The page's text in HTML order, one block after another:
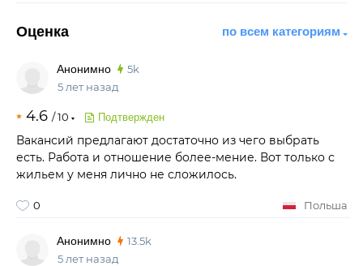
Оценка по всем категориям
Анонимно
5k
5 лет назад
4.6 /10 Подтвержден
Вакансий предлагают достаточно из чего выбрать
есть. Работа и отношение более-мение. Вот только с
жильем у меня лично не сложилось.
0 Польша
Анонимно
13.5k
5 лет назад